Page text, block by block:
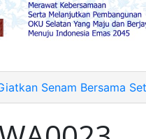
Senam Bersama